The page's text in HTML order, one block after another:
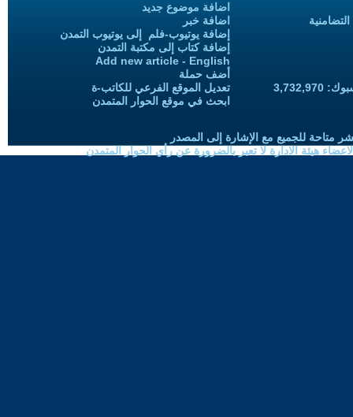
اضافة موضوع جديد
اضافة خبر
إضافة يوتيوب-فلم إلى يوتيوب التمدن
إضافة كتاب إلى مكتبة التمدن
Add new article - English
أضف حملة
تعديل الموقع الفرعي للكاتب-ة
ابحث في موقع الحوار المتمدن
متاحة للجميع مع الإشارة إلى المصدر
هيئة الادارة لا تعبر بالضرورة عن رأي الحوار المتمدن